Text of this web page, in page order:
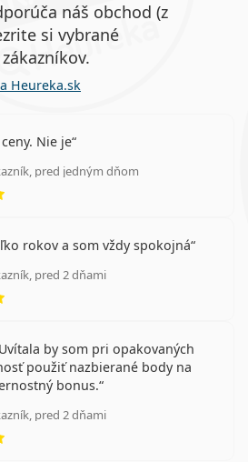
náš obchod (z
si vybrané
Heureka.sk
Nie je
pred jedným dňom
hodnotenie 5 z 5
rokov a som vždy spokojná
pred 2 dňami
hodnotenie 5 z 5
by som pri opakovaných
použiť nazbierané body na
bonus.
pred 2 dňami
hodnotenie 5 z 5